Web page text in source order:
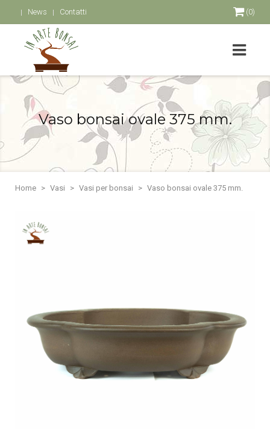
News Contatti (0)
Vaso bonsai ovale 375 mm.
Home Vasi Vasi per bonsai Vaso bonsai ovale 375 mm.